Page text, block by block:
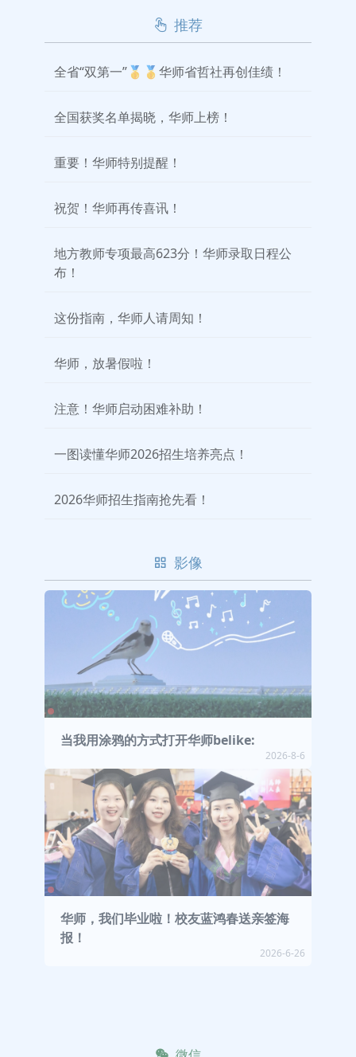
推荐
全省“双第一”🥇🥇华师省哲社再创佳绩！
全国获奖名单揭晓，华师上榜！
重要！华师特别提醒！
祝贺！华师再传喜讯！
地方教师专项最高623分！华师录取日程公
布！
这份指南，华师人请周知！
华师，放暑假啦！
注意！华师启动困难补助！
一图读懂华师2026招生培养亮点！
2026华师招生指南抢先看！
影像
当我用涂鸦的方式打开华师belike:
2026-8-6
华师，我们毕业啦！校友蓝鸿春送亲签海
报！
2026-6-26